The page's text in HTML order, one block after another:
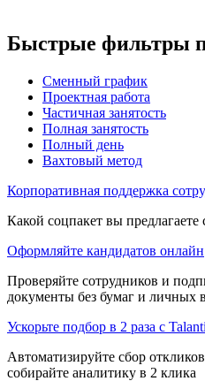
Быстрые фильтры
Сменный график
Проектная работа
Частичная занятость
Полная занятость
Полный день
Вахтовый метод
Корпоративная поддержка
Какой соцпакет вы
Оформляйте кандидатов онлайн
Проверяйте сотрудников и
документы без бумаг и личных
Ускорьте подбор в 2 раза с
Автоматизируйте сбор
собирайте аналитику в 2 клика